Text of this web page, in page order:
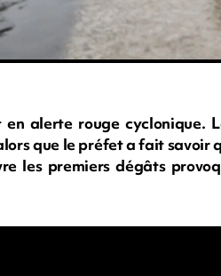
en alerte rouge cyclonique.
que le préfet a fait savoir
les premiers dégâts